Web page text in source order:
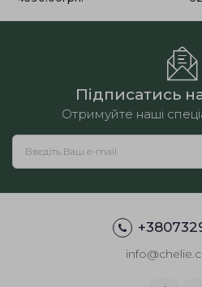
Підписатись
Отримуйте наші